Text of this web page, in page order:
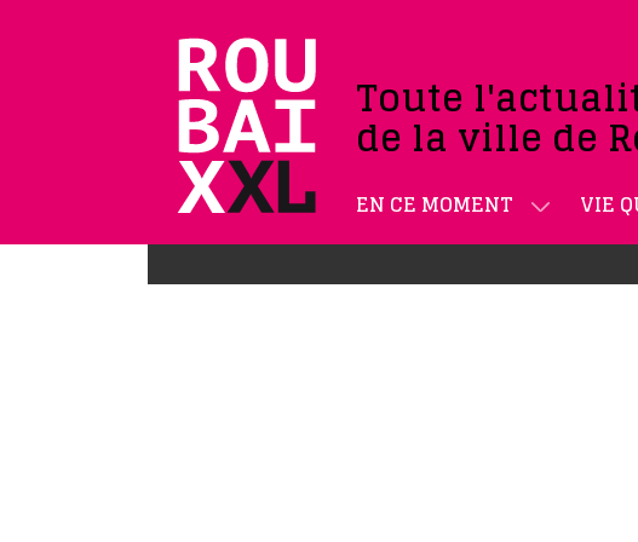
Toute
de la ville de
EN CE MOMENT VIE